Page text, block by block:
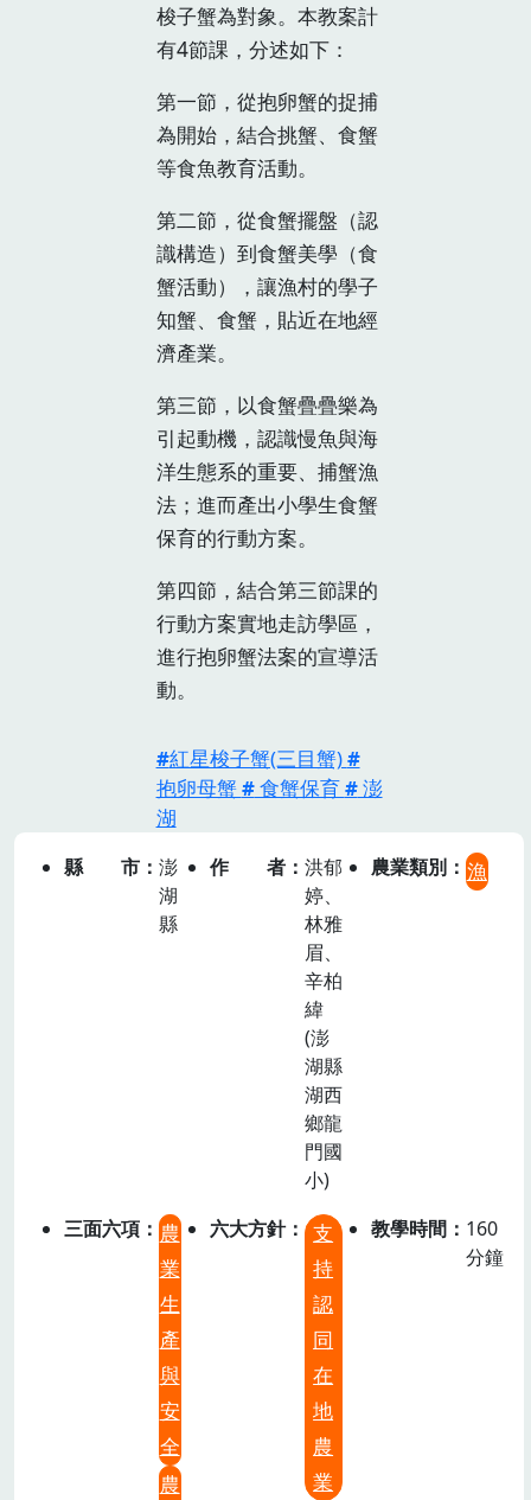
梭子蟹為對象。本教案計
有4節課，分述如下：
第一節，從抱卵蟹的捉捕
為開始，結合挑蟹、食蟹
等食魚教育活動。
第二節，從食蟹擺盤（認
識構造）到食蟹美學（食
蟹活動），讓漁村的學子
知蟹、食蟹，貼近在地經
濟產業。
第三節，以食蟹疊疊樂為
引起動機，認識慢魚與海
洋生態系的重要、捕蟹漁
法；進而產出小學生食蟹
保育的行動方案。
第四節，結合第三節課的
行動方案實地走訪學區，
進行抱卵蟹法案的宣導活
動。
紅星梭子蟹(三目蟹)
抱卵母蟹
食蟹保育
澎
湖
縣市
澎
湖
縣
作者
洪郁
婷、
林雅
眉、
辛柏
緯
(澎
湖縣
湖西
鄉龍
門國
小)
農業類別 漁
三面六項
農
業
生
產
與
安
全
農
六大方針
支
持
認
同
在
地
農
業
教學時間
160
分鐘